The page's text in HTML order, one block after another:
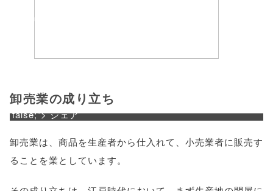
); return
false;"> シェア
卸売業の成り立ち
卸売業は、商品を生産者から仕入れて、小売業者に販売す
ることを業としています。